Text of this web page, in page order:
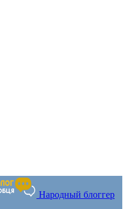
Народный блоггер